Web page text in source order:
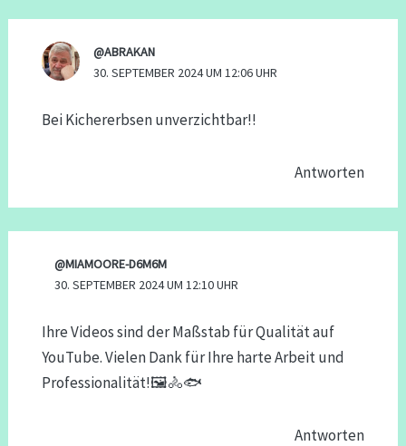
@ABRAKAN
30. SEPTEMBER 2024 UM 12:06 UHR
Bei Kichererbsen unverzichtbar!!
Antworten
@MIAMOORE-D6M6M
30. SEPTEMBER 2024 UM 12:10 UHR
Ihre Videos sind der Maßstab für Qualität auf
YouTube. Vielen Dank für Ihre harte Arbeit und
Professionalität!🖼🚴🐟
Antworten